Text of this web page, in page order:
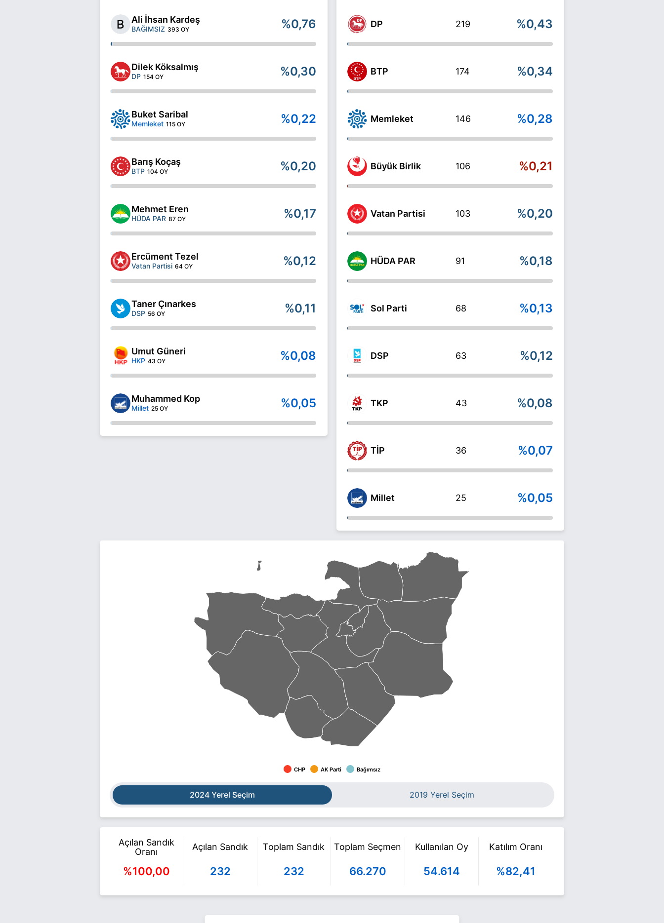
Ali İhsan Kardeş
BAĞIMSIZ 393 OY %0,76
Dilek Köksalmış
DP 154 OY %0,30
Buket Saribal
Memleket 115 OY %0,22
Barış Koçaş
BTP 104 OY %0,20
Mehmet Eren
HÜDA PAR 87 OY %0,17
Ercüment Tezel
Vatan Partisi 64 OY %0,12
Taner Çınarkes
DSP 56 OY %0,11
Umut Güneri
HKP 43 OY %0,08
Muhammed Kop
Millet 25 OY %0,05
DP 219 %0,43
BTP 174 %0,34
Memleket 146 %0,28
Büyük Birlik 106 %0,21
Vatan Partisi 103 %0,20
HÜDA PAR 91 %0,18
Sol Parti 68 %0,13
DSP 63 %0,12
TKP 43 %0,08
TİP 36 %0,07
Millet 25 %0,05
CHP AK Parti Bağımsız
2024 Yerel Seçim 2019 Yerel Seçim
Açılan Sandık
Oranı
%100,00
Açılan Sandık
232
Toplam Sandık
232
Toplam Seçmen
66.270
Kullanılan Oy
54.614
Katılım Oranı
%82,41